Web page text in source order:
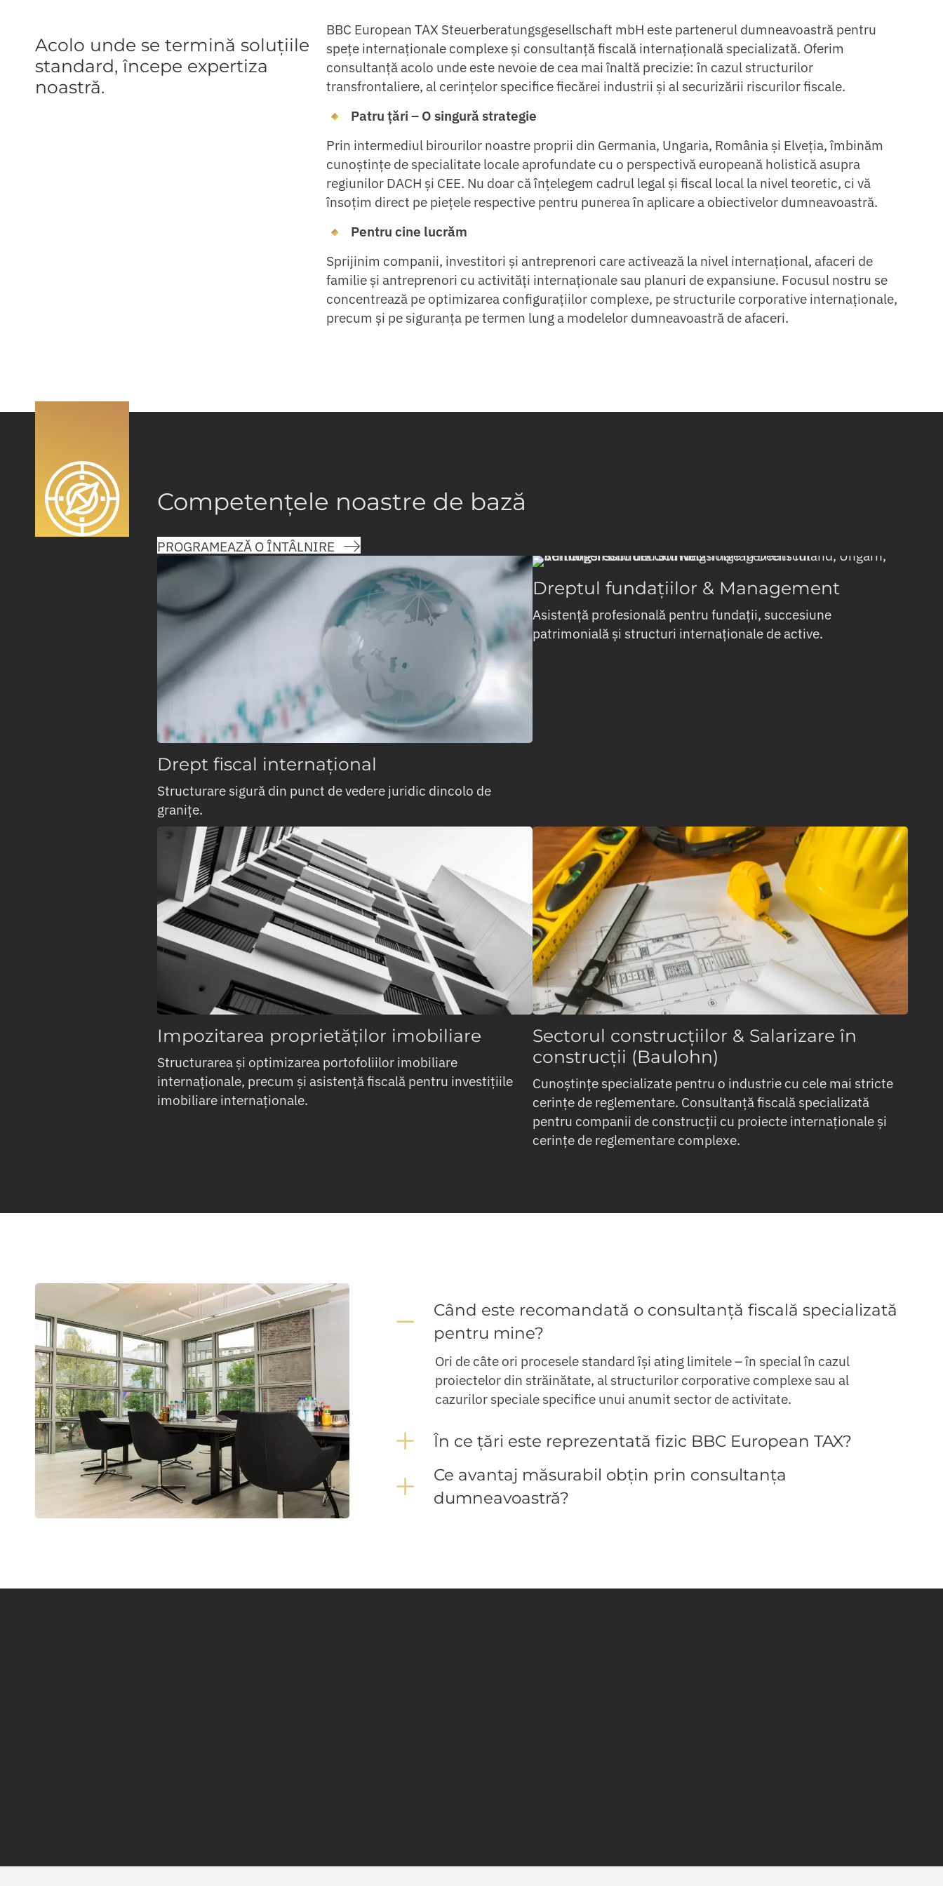
Acolo unde se termină soluțiile
standard, începe expertiza
noastră.
BBC European TAX Steuerberatungsgesellschaft mbH este partenerul dumneavoastră pentru
spețe internaționale complexe și consultanță fiscală internațională specializată. Oferim
consultanță acolo unde este nevoie de cea mai înaltă precizie: în cazul structurilor
transfrontaliere, al cerințelor specifice fiecărei industrii și al securizării riscurilor fiscale.
Patru țări – O singură strategie
Prin intermediul birourilor noastre proprii din Germania, Ungaria, România și Elveția, îmbinăm
cunoștințe de specialitate locale aprofundate cu o perspectivă europeană holistică asupra
regiunilor DACH și CEE. Nu doar că înțelegem cadrul legal și fiscal local la nivel teoretic, ci vă
însoțim direct pe piețele respective pentru punerea în aplicare a obiectivelor dumneavoastră.
Pentru cine lucrăm
Sprijinim companii, investitori și antreprenori care activează la nivel internațional, afaceri de
familie și antreprenori cu activități internaționale sau planuri de expansiune. Focusul nostru se
concentrează pe optimizarea configurațiilor complexe, pe structurile corporative internaționale,
precum și pe siguranța pe termen lung a modelelor dumneavoastră de afaceri.
Competențele noastre de bază
PROGRAMEAZĂ O ÎNTÂLNIRE
Drept fiscal internațional
Structurare sigură din punct de vedere juridic dincolo de
granițe.
Dreptul fundațiilor & Management
Asistență profesională pentru fundații, succesiune
patrimonială și structuri internaționale de active.
Impozitarea proprietăților imobiliare
Structurarea și optimizarea portofoliilor imobiliare
internaționale, precum și asistență fiscală pentru investițiile
imobiliare internaționale.
Sectorul construcțiilor & Salarizare în
construcții (Baulohn)
Cunoștințe specializate pentru o industrie cu cele mai stricte
cerințe de reglementare. Consultanță fiscală specializată
pentru companii de construcții cu proiecte internaționale și
cerințe de reglementare complexe.
Collapse
Când este recomandată o consultanță fiscală specializată
pentru mine?
Ori de câte ori procesele standard își ating limitele – în special în cazul
proiectelor din străinătate, al structurilor corporative complexe sau al
cazurilor speciale specifice unui anumit sector de activitate.
Expand
În ce țări este reprezentată fizic BBC European TAX?
Expand
Ce avantaj măsurabil obțin prin consultanța
dumneavoastră?